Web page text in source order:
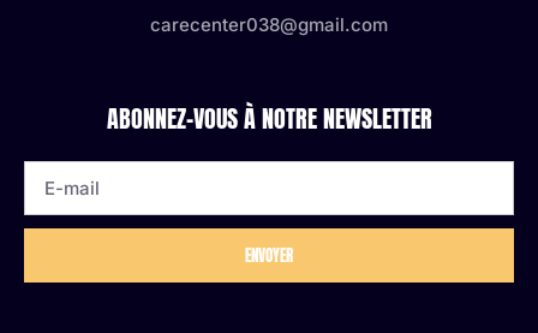
carecenter038@gmail.com
ABONNEZ-VOUS À NOTRE NEWSLETTER
ENVOYER